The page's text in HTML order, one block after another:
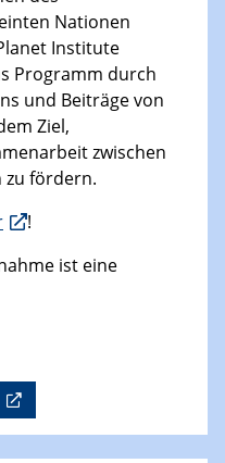
wird mit einer
Blackburn,
eröffnet. Darüber
des
Nationen
Programm durch
und Beiträge von
Ziel,
zwischen
!
ist eine